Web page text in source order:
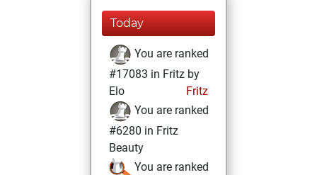
Today
You are ranked
#17083 in Fritz by
Elo
Fritz
You are ranked
#6280 in Fritz
Beauty
You are ranked